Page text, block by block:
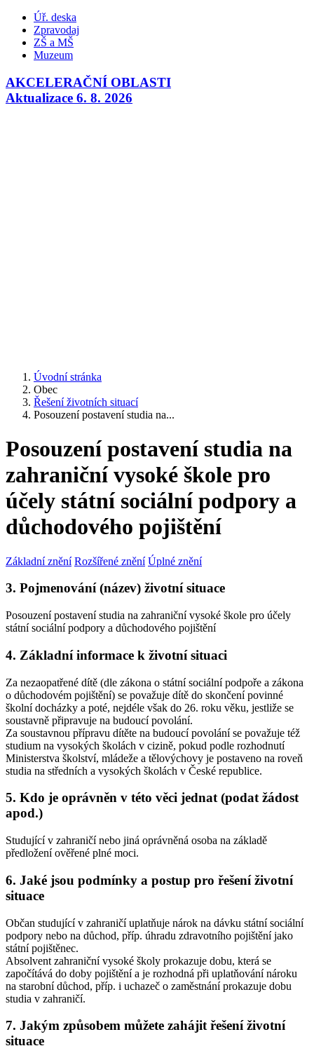
Úř. deska
Zpravodaj
ZŠ a MŠ
Muzeum
AKCELERAČNÍ OBLASTI
Aktualizace 6. 8. 2026
Úvodní stránka
Obec
Řešení životních situací
Posouzení postavení studia na...
Posouzení postavení studia na
zahraniční vysoké škole pro
účely státní sociální podpory a
důchodového pojištění
Základní znění Rozšířené znění Úplné znění
3. Pojmenování (název) životní situace
Posouzení postavení studia na zahraniční vysoké škole pro účely
státní sociální podpory a důchodového pojištění
4. Základní informace k životní situaci
Za nezaopatřené dítě (dle zákona o státní sociální podpoře a zákona
o důchodovém pojištění) se považuje dítě do skončení povinné
školní docházky a poté, nejdéle však do 26. roku věku, jestliže se
soustavně připravuje na budoucí povolání.
Za soustavnou přípravu dítěte na budoucí povolání se považuje též
studium na vysokých školách v cizině, pokud podle rozhodnutí
Ministerstva školství, mládeže a tělovýchovy je postaveno na roveň
studia na středních a vysokých školách v České republice.
5. Kdo je oprávněn v této věci jednat (podat žádost
apod.)
Studující v zahraničí nebo jiná oprávněná osoba na základě
předložení ověřené plné moci.
6. Jaké jsou podmínky a postup pro řešení životní
situace
Občan studující v zahraničí uplatňuje nárok na dávku státní sociální
podpory nebo na důchod, příp. úhradu zdravotního pojištění jako
státní pojištěnec.
Absolvent zahraniční vysoké školy prokazuje dobu, která se
započítává do doby pojištění a je rozhodná při uplatňování nároku
na starobní důchod, příp. i uchazeč o zaměstnání prokazuje dobu
studia v zahraničí.
7. Jakým způsobem můžete zahájit řešení životní
situace